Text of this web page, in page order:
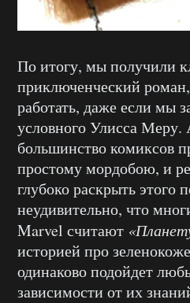
По итогу, мы получили
приключенческий
работать, даже если мы
условного Улисса Меру.
большинство комиксов
простому мордобою, и
глубоко раскрыть этого
неудивительно, что
Marvel считают
историей про
одинаково подойдет
зависимости от их